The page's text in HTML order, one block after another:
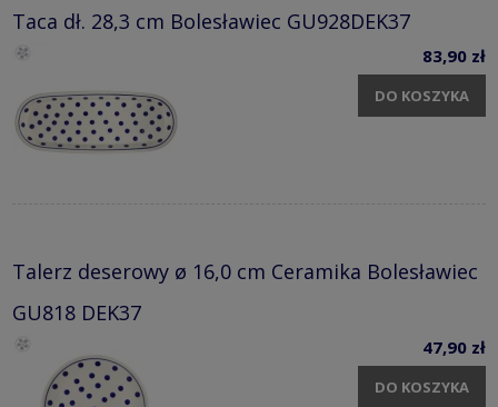
Taca dł. 28,3 cm Bolesławiec GU928DEK37
83,90 zł
DO KOSZYKA
Talerz deserowy ø 16,0 cm Ceramika Bolesławiec
GU818 DEK37
47,90 zł
DO KOSZYKA